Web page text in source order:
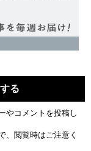
る
やコメントを投稿し
、閲覧時はご注意く